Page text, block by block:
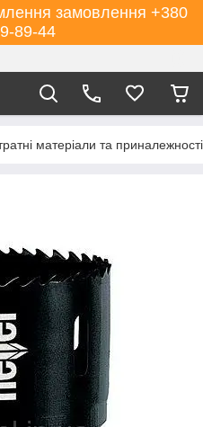
замовлення +380
89-44
матеріали та